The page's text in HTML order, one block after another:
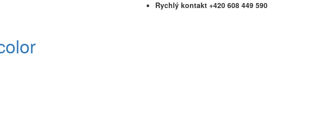
Rychlý kontakt +420 608 449 590